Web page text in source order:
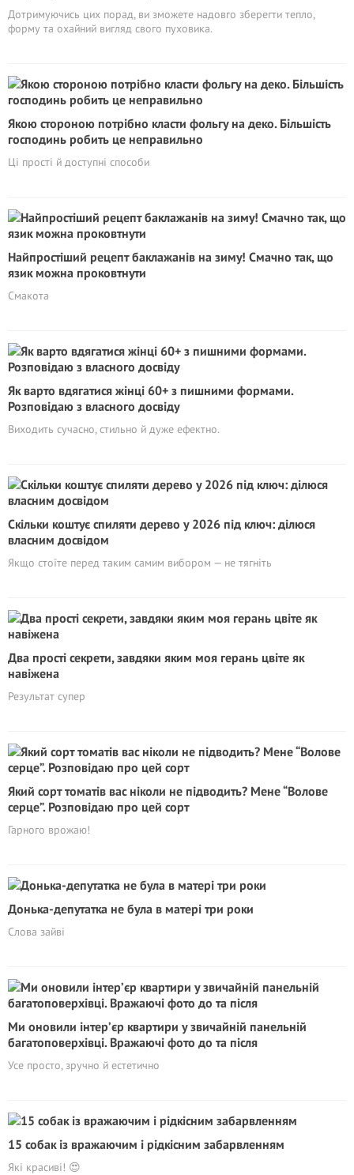
Дотримуючись цих порад, ви зможете надовго зберегти тепло,
форму та охайний вигляд свого пуховика.
Якою стороною потрібно класти фольгу на деко. Більшість
господинь робить це неправильно
Ці прості й доступні способи
Найпростіший рецепт баклажанів на зиму! Смачно так, що
язик можна проковтнути
Смакота
Як варто вдягатися жінці 60+ з пишними формами.
Розповідаю з власного досвіду
Виходить сучасно, стильно й дуже ефектно.
Скільки коштує спиляти дерево у 2026 під ключ: ділюся
власним досвідом
Якщо стоїте перед таким самим вибором — не тягніть
Два прості секрети, завдяки яким моя герань цвіте як
навіжена
Результат супер
Який сорт томатів вас ніколи не підводить? Мене “Волове
серце”. Розповідаю про цей сорт
Гарного врожаю!
Донька-депутатка не була в матері три роки
Слова зайві
Ми оновили інтер’єр квартири у звичайній панельній
багатоповерхівці. Вражаючі фото до та пicля
Усе просто, зручно й естетично
15 собак із вражаючим і рідкісним забарвленням
Які красиві! 😍